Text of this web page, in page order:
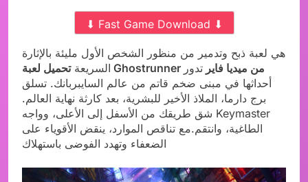
⬇ Fast Game Download ⬇
هي لعبة ذبح وتدمير من منظور الشخص الأول مليئة بالإثارة
السريعة
تحميل لعبة Ghostrunner من ميديا فاير تدور
أحداثها في مبنى ضخم قاتم من عالم السايبربانك. تسلق
برج دارما، الملاذ الأخير للبشرية، بعد كارثة نهاية العالم.
شق طريقك من الأسفل إلى الأعلى، وواجه Keymaster
الطاغية، وانتقم.مع تناقص الموارد، ينقض الأقوياء على
الضعفاء وتهدد الفوضى باستهلاك